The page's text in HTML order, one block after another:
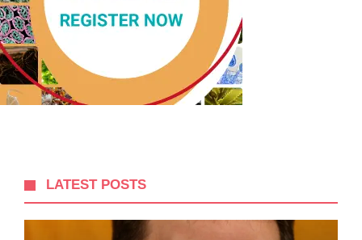
LATEST POSTS